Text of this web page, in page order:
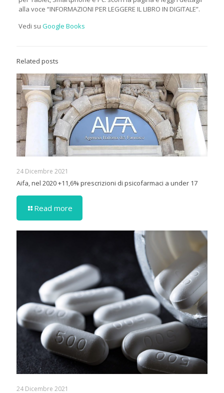
alla voce “INFORMAZIONI PER LEGGERE IL LIBRO IN DIGITALE”.
Vedi su Google Books
Related posts
24 Dicembre 2021
Aifa, nel 2020 +11,6% prescrizioni di psicofarmaci a under 17
Read more
24 Dicembre 2021